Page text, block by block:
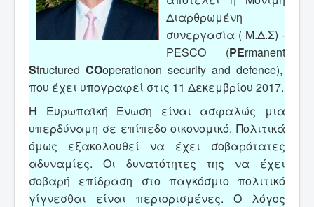
Διαρθρωμένη
συνεργασία ( Μ.Δ.Σ) -
PESCO (PErmanent
Structured COoperationon security and defence),
που έχει υπογραφεί στις 11 Δεκεμβρίου 2017.
Η Ευρωπαϊκή Ένωση είναι ασφαλώς μια
υπερδύναμη σε επίπεδο οικονομικό. Πολιτικά
όμως εξακολουθεί να έχει σοβαρότατες
αδυναμίες. Οι δυνατότητες της να έχει
σοβαρή επίδραση στο παγκόσμιο πολιτικό
γίγνεσθαι είναι περιορισμένες. Ο λόγος